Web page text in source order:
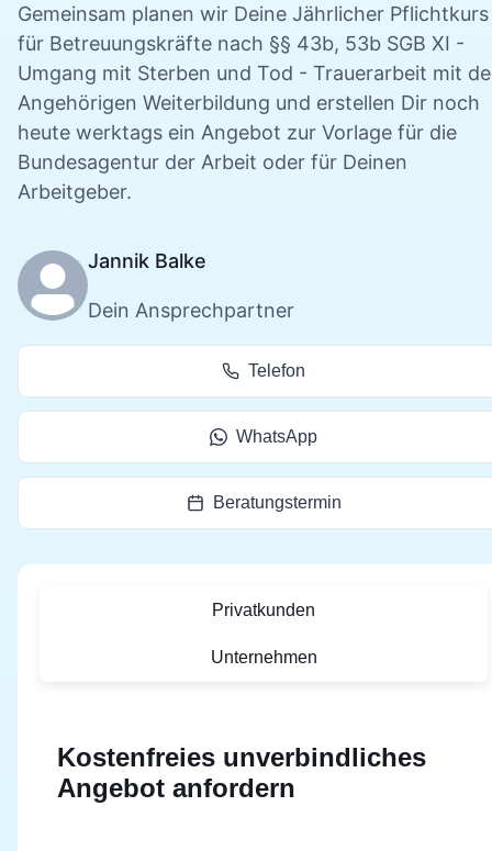
Gemeinsam planen wir Deine Jährlicher Pflichtkurs
für Betreuungskräfte nach §§ 43b, 53b SGB XI -
Umgang mit Sterben und Tod - Trauerarbeit mit
Angehörigen Weiterbildung und erstellen Dir noch
heute werktags ein Angebot zur Vorlage für die
Bundesagentur der Arbeit oder für Deinen
Arbeitgeber.
Jannik Balke
Dein Ansprechpartner
Telefon
WhatsApp
Beratungstermin
Privatkunden
Unternehmen
Kostenfreies unverbindliches
Angebot anfordern